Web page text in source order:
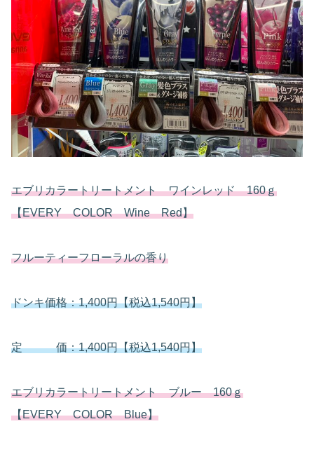
エブリカラートリートメント ワインレッド 160ｇ
【EVERY COLOR Wine Red】
フルーティーフローラルの香り
ドンキ価格：1,400円【税込1,540円】
定 価：1,400円【税込1,540円】
エブリカラートリートメント ブルー 160ｇ
【EVERY COLOR Blue】